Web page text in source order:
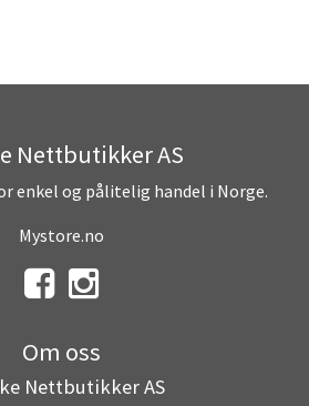
Nettbutikker AS
enkel og pålitelig handel i Norge.
Mystore.no
Om oss
Nettbutikker AS